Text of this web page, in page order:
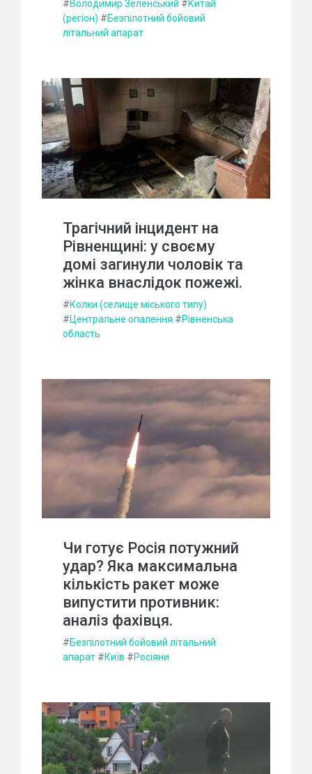
#Володимир Зеленський #Китай
(регіон) #Безпілотний бойовий
літальний апарат
Трагічний інцидент на
Рівненщині: у своєму
домі загинули чоловік та
жінка внаслідок пожежі.
#Колки (селище міського типу)
#Центральне опалення #Рівненська
область
Чи готує Росія потужний
удар? Яка максимальна
кількість ракет може
випустити противник:
аналіз фахівця.
#Безпілотний бойовий літальний
апарат #Київ #Росіяни